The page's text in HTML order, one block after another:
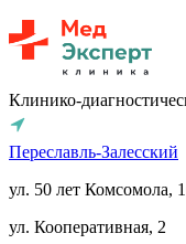
Клинико-
Переславль-Залесский
ул. 50 лет Комсомола,
ул. Кооперативная, 2